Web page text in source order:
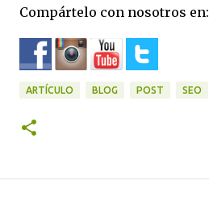
Compártelo con nosotros en:
ARTÍCULO BLOG POST SEO